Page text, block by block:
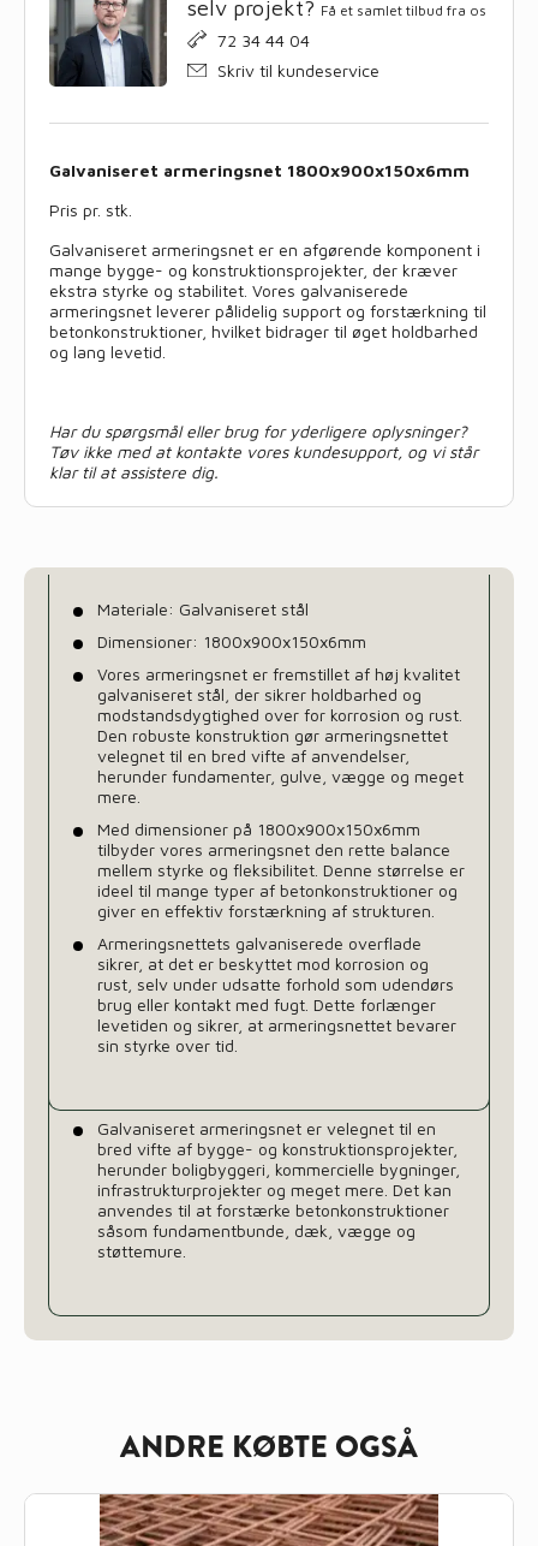
selv projekt? Få et samlet tilbud fra os
72 34 44 04
Skriv til kundeservice
Galvaniseret armeringsnet 1800x900x150x6mm
Pris pr. stk.
Galvaniseret armeringsnet er en afgørende komponent i
mange bygge- og konstruktionsprojekter, der kræver
ekstra styrke og stabilitet. Vores galvaniserede
armeringsnet leverer pålidelig support og forstærkning til
betonkonstruktioner, hvilket bidrager til øget holdbarhed
og lang levetid.
Har du spørgsmål eller brug for yderligere oplysninger?
Tøv ikke med at kontakte vores kundesupport, og vi står
klar til at assistere dig.
Materiale: Galvaniseret stål
Dimensioner: 1800x900x150x6mm
Vores armeringsnet er fremstillet af høj kvalitet
galvaniseret stål, der sikrer holdbarhed og
modstandsdygtighed over for korrosion og rust.
Den robuste konstruktion gør armeringsnettet
velegnet til en bred vifte af anvendelser,
herunder fundamenter, gulve, vægge og meget
mere.
Med dimensioner på 1800x900x150x6mm
tilbyder vores armeringsnet den rette balance
mellem styrke og fleksibilitet. Denne størrelse er
ideel til mange typer af betonkonstruktioner og
giver en effektiv forstærkning af strukturen.
Armeringsnettets galvaniserede overflade
sikrer, at det er beskyttet mod korrosion og
rust, selv under udsatte forhold som udendørs
brug eller kontakt med fugt. Dette forlænger
levetiden og sikrer, at armeringsnettet bevarer
sin styrke over tid.
Galvaniseret armeringsnet er velegnet til en
bred vifte af bygge- og konstruktionsprojekter,
herunder boligbyggeri, kommercielle bygninger,
infrastrukturprojekter og meget mere. Det kan
anvendes til at forstærke betonkonstruktioner
såsom fundamentbunde, dæk, vægge og
støttemure.
ANDRE KØBTE OGSÅ